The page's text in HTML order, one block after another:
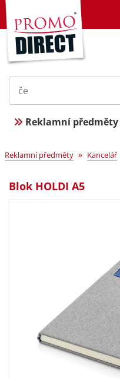
Reklamní předměty
Reklamní předměty » Kancelář
Blok HOLDI A5